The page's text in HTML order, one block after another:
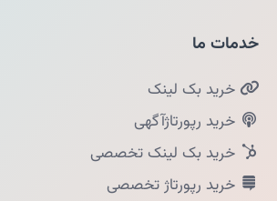
خدمات ما
خرید بک لینک
خرید رپورتاژآگهی
خرید بک لینک تخصصی
خرید رپورتاژ تخصصی